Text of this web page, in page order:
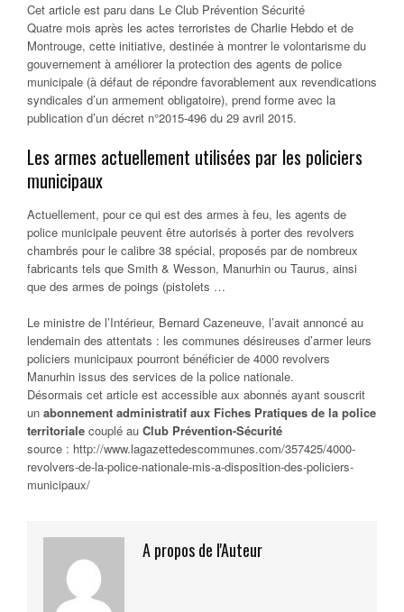
Cet article est paru dans Le Club Prévention Sécurité
Quatre mois après les actes terroristes de Charlie Hebdo et de
Montrouge, cette initiative, destinée à montrer le volontarisme du
gouvernement à améliorer la protection des agents de police
municipale (à défaut de répondre favorablement aux revendications
syndicales d’un armement obligatoire), prend forme avec la
publication d’un décret n°2015-496 du 29 avril 2015.
Les armes actuellement utilisées par les policiers
municipaux
Actuellement, pour ce qui est des armes à feu, les agents de
police municipale peuvent être autorisés à porter des revolvers
chambrés pour le calibre 38 spécial, proposés par de nombreux
fabricants tels que Smith & Wesson, Manurhin ou Taurus, ainsi
que des armes de poings (pistolets …
Le ministre de l’Intérieur, Bernard Cazeneuve, l’avait annoncé au
lendemain des attentats : les communes désireuses d’armer leurs
policiers municipaux pourront bénéficier de 4000 revolvers
Manurhin issus des services de la police nationale.
Désormais cet article est accessible aux abonnés ayant souscrit
un abonnement administratif aux Fiches Pratiques de la police
territoriale couplé au Club Prévention-Sécurité
source : http://www.lagazettedescommunes.com/357425/4000-
revolvers-de-la-police-nationale-mis-a-disposition-des-policiers-
municipaux/
A propos de l'Auteur